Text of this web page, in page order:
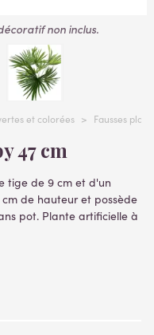
non inclus.
et colorées > Fausses
47 cm
tige de 9 cm et d'un
de hauteur et possède
pot. Plante artificielle à